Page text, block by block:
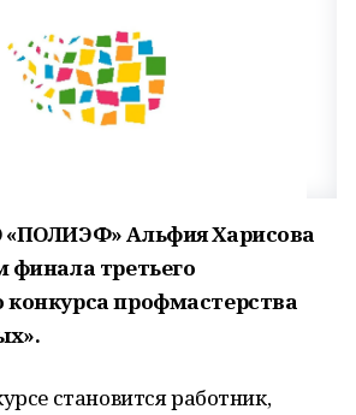
«ПОЛИЭФ» Альфия Харисова
финала третьего
конкурса профмастерства
становится работник,